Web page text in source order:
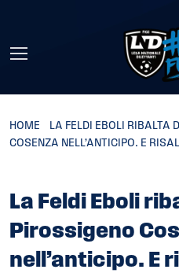
HOME
LA FELDI EBOLI RIBALTA
COSENZA NELL’ANTICIPO. E
La Feldi Eboli
Pirossigeno
nell’anticipo. E